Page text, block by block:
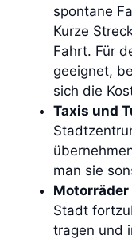
spontane
Kurze
Fahrt. Für
geeignet,
sich die
Taxis und
man sie
Motorräder
Stadt
tragen und